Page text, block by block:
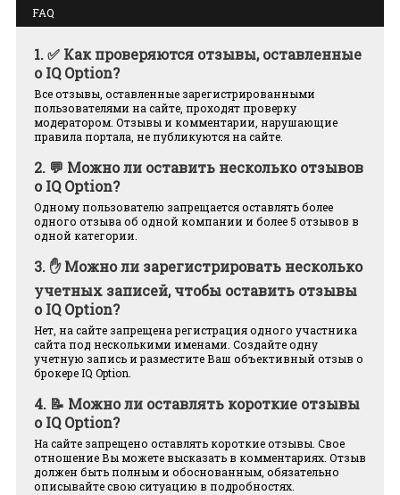
FAQ
1.✅ Как проверяются отзывы, оставленные
о IQ Option?
Все отзывы, оставленные зарегистрированными
пользователями на сайте, проходят проверку
модератором. Отзывы и комментарии, нарушающие
правила портала, не публикуются на сайте.
2. 💬 Можно ли оставить несколько отзывов
о IQ Option?
Одному пользователю запрещается оставлять более
одного отзыва об одной компании и более 5 отзывов в
одной категории.
3. ✋ Можно ли зарегистрировать несколько
учетных записей, чтобы оставить отзывы
о IQ Option?
Нет, на сайте запрещена регистрация одного участника
сайта под несколькими именами. Создайте одну
учетную запись и разместите Ваш объективный отзыв о
брокере IQ Option.
4. 📝 Можно ли оставлять короткие отзывы
о IQ Option?
На сайте запрещено оставлять короткие отзывы. Свое
отношение Вы можете высказать в комментариях. Отзыв
должен быть полным и обоснованным, обязательно
описывайте свою ситуацию в подробностях.